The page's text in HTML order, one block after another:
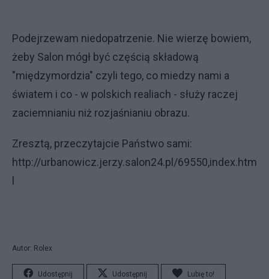
Podejrzewam niedopatrzenie. Nie wierzę bowiem,
żeby Salon mógł być częścią składową
"międzymordzia" czyli tego, co miedzy nami a
światem i co - w polskich realiach - służy raczej
zaciemnianiu niż rozjaśnianiu obrazu.
Zresztą, przeczytajcie Państwo sami:
http://urbanowicz.jerzy.salon24.pl/69550,index.htm
l
Autor: Rolex
Udostępnij Udostępnij Lubię to!